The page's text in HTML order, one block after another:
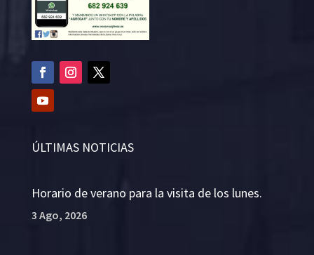
ÚLTIMAS NOTICIAS
Horario de verano para la visita de los lunes.
3 Ago, 2026